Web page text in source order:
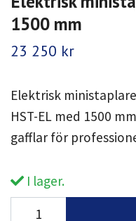
1500 mm
23 250 kr
Elektrisk
HST-EL med 1500
gafflar för
I lager.